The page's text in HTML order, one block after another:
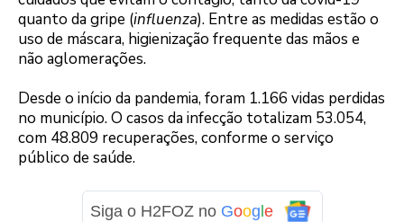
quanto da gripe (influenza). Entre as medidas estão o
uso de máscara, higienização frequente das mãos e
não aglomerações.
Desde o início da pandemia, foram 1.166 vidas perdidas
no município. O casos da infecção totalizam 53.054,
com 48.809 recuperações, conforme o serviço
público de saúde.
Siga o H2FOZ no Goog e